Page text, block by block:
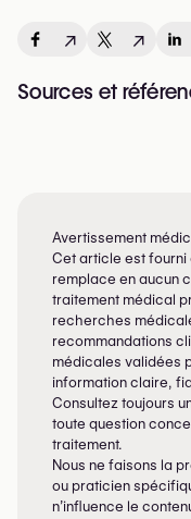
liposuccion
↗ ↗
Sources et
Avertissement
Cet article est fourni
remplace en aucun
traitement médical
recherches
recommandations
médicales validées
information claire,
Consultez toujours
toute question
traitement.
Nous ne faisons la
ou praticien
n’influence le